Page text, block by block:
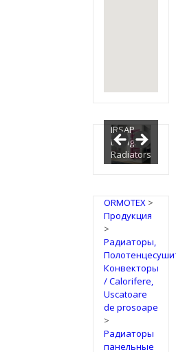
IRSAP
Design
Radiators
ORMOTEX>
Продукция
>
Радиаторы,
Конвекторы
/ Calorifere,
Uscatoare
de prosoape
>
Радиаторы
панельные